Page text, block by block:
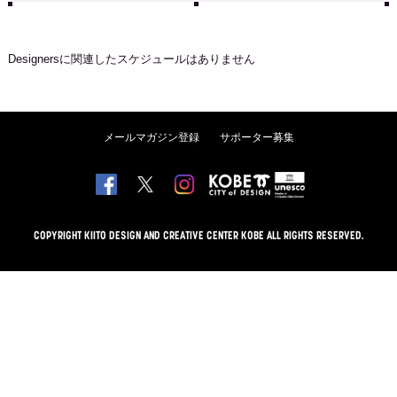
Designersに関連したスケジュールはありません
メールマガジン登録 サポーター募集
COPYRIGHT KIITO DESIGN AND CREATIVE CENTER KOBE ALL RIGHTS RESERVED.